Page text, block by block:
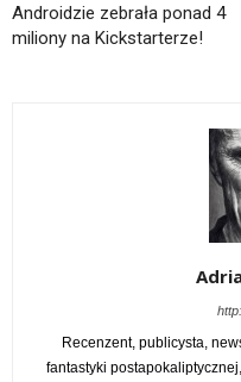
Androidzie zebrała ponad 4
miliony na Kickstarterze!
Recenzent, publicysta,
fantastyki